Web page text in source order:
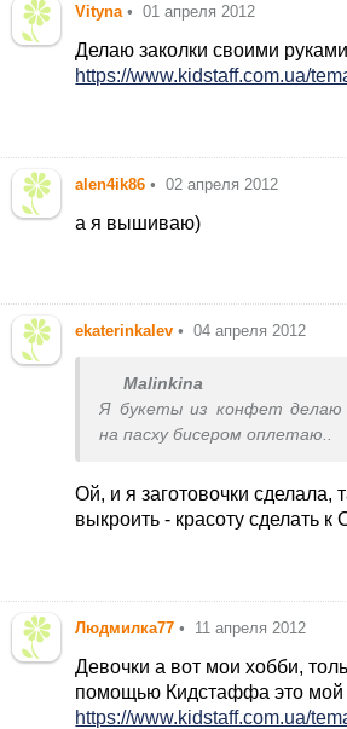
Vityna • 01 апреля 2012
Делаю заколки своими руками
https://www.kidstaff.com.ua/
alen4ik86 • 02 апреля 2012
а я вышиваю)
ekaterinkalev • 04 апреля 2012
Malinkina
Я букеты из конфет делаю
на пасху бисером оплетаю..
Ой, и я заготовочки сделала,
выкроить - красоту сделать к
Людмилка77 • 11 апреля 2012
Девочки а вот мои хобби,
помощью Кидстаффа это мой
https://www.kidstaff.com.ua/